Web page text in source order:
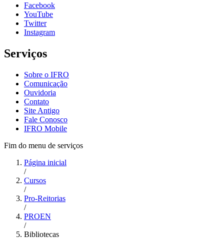
Facebook
YouTube
Twitter
Instagram
Serviços
Sobre o IFRO
Comunicação
Ouvidoria
Contato
Site Antigo
Fale Conosco
IFRO Mobile
Fim do menu de serviços
Página inicial
/
Cursos
/
Pro-Reitorias
/
PROEN
/
Bibliotecas